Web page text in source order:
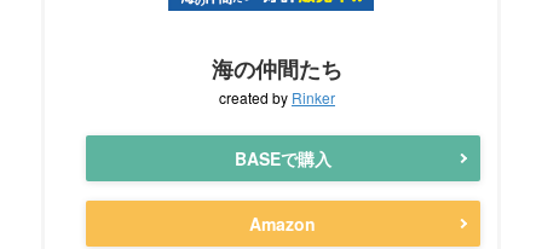
海の仲間たち
created by Rinker
BASEで購入
Amazon